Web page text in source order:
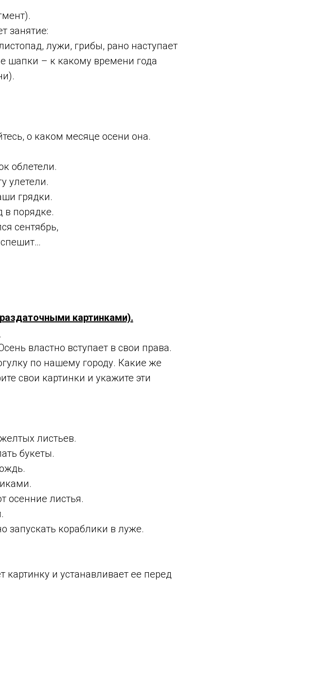
занятие:
лужи, грибы, рано наступает
шапки – к какому времени года
о каком месяце осени она.
облетели.
улетели.
грядки.
в порядке.
сентябрь,
картинками).
властно вступает в свои права.
по нашему городу. Какие же
свои картинки и укажите эти
листьев.
букеты.
осенние листья.
запускать кораблики в луже.
картинку и устанавливает ее перед